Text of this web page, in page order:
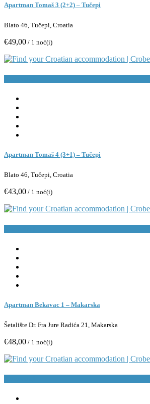
Apartman Tomaš 3 (2+2) – Tučepi
Blato 46, Tučepi, Croatia
€49,00 / 1 noć(i)
Apartman Tomaš 4 (3+1) – Tučepi
Blato 46, Tučepi, Croatia
€43,00 / 1 noć(i)
Apartman Bekavac 1 – Makarska
Šetalište Dr. Fra Jure Radića 21, Makarska
€48,00 / 1 noć(i)